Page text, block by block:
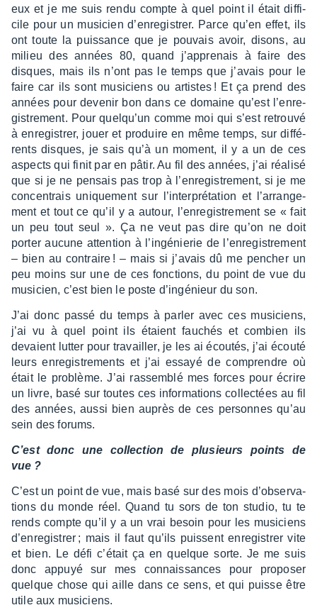
eux et je me suis rendu compte à quel point il était diffi­
cile pour un musi­cien d’en­re­gis­trer. Parce qu’en effet, ils
ont toute la puis­sance que je pouvais avoir, disons, au
milieu des années 80, quand j’ap­pre­nais à faire des
disques, mais ils n’ont pas le temps que j’avais pour le
faire car ils sont musi­ciens ou artistes ! Et ça prend des
années pour deve­nir bon dans ce domaine qu’est l’en­re­
gis­tre­ment. Pour quelqu’un comme moi qui s’est retrouvé
à enre­gis­trer, jouer et produire en même temps, sur diffé­
rents disques, je sais qu’à un moment, il y a un de ces
aspects qui finit par en pâtir. Au fil des années, j’ai réalisé
que si je ne pensais pas trop à l’en­re­gis­tre­ment, si je me
concen­trais unique­ment sur l’in­ter­pré­ta­tion et l’ar­ran­ge­
ment et tout ce qu’il y a autour, l’en­re­gis­tre­ment se « fait
un peu tout seul ». Ça ne veut pas dire qu’on ne doit
porter aucune atten­tion à l’in­gé­nie­rie de l’en­re­gis­tre­ment
– bien au contraire ! – mais si j’avais dû me pencher un
peu moins sur une de ces fonc­tions, du point de vue du
musi­cien, c’est bien le poste d’in­gé­nieur du son.
J’ai donc passé du temps à parler avec ces musi­ciens,
j’ai vu à quel point ils étaient fauchés et combien ils
devaient lutter pour travailler, je les ai écou­tés, j’ai écouté
leurs enre­gis­tre­ments et j’ai essayé de comprendre où
était le problème. J’ai rassem­blé mes forces pour écrire
un livre, basé sur toutes ces infor­ma­tions collec­tées au fil
des années, aussi bien auprès de ces personnes qu’au
sein des forums.
C’est donc une collec­tion de plusieurs points de
vue ?
C’est un point de vue, mais basé sur des mois d’ob­ser­va­
tions du monde réel. Quand tu sors de ton studio, tu te
rends compte qu’il y a un vrai besoin pour les musi­ciens
d’en­re­gis­trer ; mais il faut qu’ils puissent enre­gis­trer vite
et bien. Le défi c’était ça en quelque sorte. Je me suis
donc appuyé sur mes connais­sances pour propo­ser
quelque chose qui aille dans ce sens, et qui puisse être
utile aux musi­ciens.